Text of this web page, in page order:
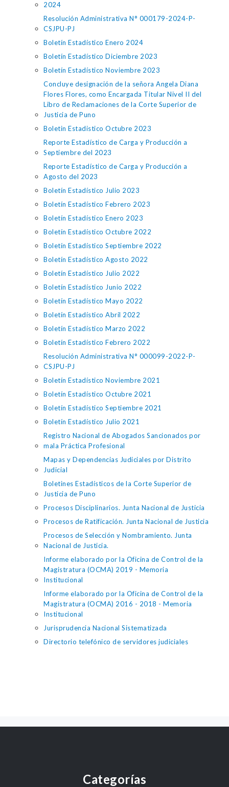
2024
Resolución Administrativa N° 000179-2024-P-
CSJPU-PJ
Boletín Estadístico Enero 2024
Boletín Estadístico Diciembre 2023
Boletín Estadístico Noviembre 2023
Concluye designación de la señora Angela Diana
Flores Flores, como Encargada Titular Nivel II del
Libro de Reclamaciones de la Corte Superior de
Justicia de Puno
Boletin Estadistico Octubre 2023
Reporte Estadístico de Carga y Producción a
Septiembre del 2023
Reporte Estadístico de Carga y Producción a
Agosto del 2023
Boletín Estadístico Julio 2023
Boletín Estadístico Febrero 2023
Boletín Estadístico Enero 2023
Boletín Estadístico Octubre 2022
Boletín Estadístico Septiembre 2022
Boletín Estadístico Agosto 2022
Boletín Estadístico Julio 2022
Boletín Estadístico Junio 2022
Boletín Estadístico Mayo 2022
Boletín Estadístico Abril 2022
Boletín Estadístico Marzo 2022
Boletín Estadístico Febrero 2022
Resolución Administrativa N° 000099-2022-P-
CSJPU-PJ
Boletín Estadístico Noviembre 2021
Boletín Estadístico Octubre 2021
Boletín Estadístico Septiembre 2021
Boletín Estadístico Julio 2021
Registro Nacional de Abogados Sancionados por
mala Práctica Profesional
Mapas y Dependencias Judiciales por Distrito
Judicial
Boletines Estadísticos de la Corte Superior de
Justicia de Puno
Procesos Disciplinarios. Junta Nacional de Justicia
Procesos de Ratificación. Junta Nacional de Justicia
Procesos de Selección y Nombramiento. Junta
Nacional de Justicia.
Informe elaborado por la Oficina de Control de la
Magistratura (OCMA) 2019 - Memoria
Institucional
Informe elaborado por la Oficina de Control de la
Magistratura (OCMA) 2016 - 2018 - Memoria
Institucional
Jurisprudencia Nacional Sistematizada
Directorio telefónico de servidores judiciales
Categorías